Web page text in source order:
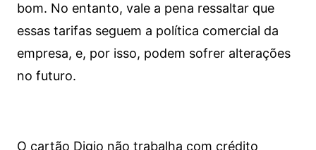
bom. No entanto, vale a pena ressaltar que
essas tarifas seguem a política comercial da
empresa, e, por isso, podem sofrer alterações
no futuro.
O cartão Digio não trabalha com crédito